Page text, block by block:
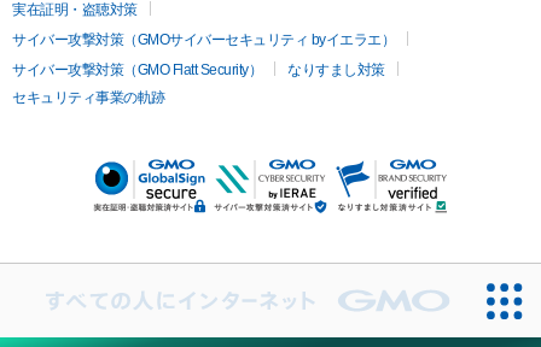
実在証明・盗聴対策
サイバー攻撃対策（GMOサイバーセキュリティ byイエラエ）
サイバー攻撃対策（GMO Flatt Security）
なりすまし対策
セキュリティ事業の軌跡